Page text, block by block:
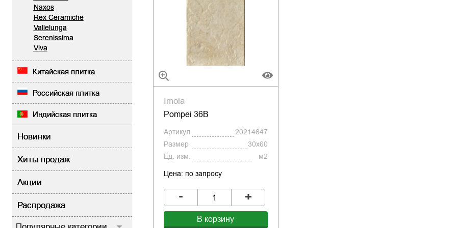
Naxos
Rex Ceramiche
Vallelunga
Serenissima
Viva
Китайская плитка
Российская плитка
Индийская плитка
Новинки
Хиты продаж
Акции
Распродажа
Imola
Pompei 36B
Артикул
20214647
Размер
30x60
Ед. изм.
м2
Цена: по запросу
- +
В корзину